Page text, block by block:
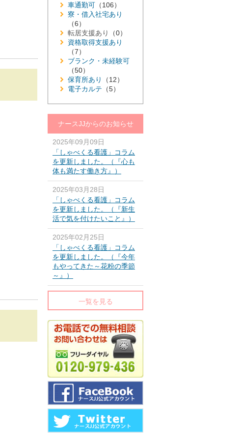
車通勤可 （106）
寮・借入社宅あり
（6）
転居支援あり
（0）
資格取得支援あり
（7）
ブランク・未経験可
（50）
保育所あり
（12）
電子カルテ （5）
ナースJJからのお知らせ
2025年09月09日
「しゃべくる看護」コラム
を更新しました。（『心も
体も満たす働き方』）
2025年03月28日
「しゃべくる看護」コラム
を更新しました。（『新生
活で気を付けたいこと』）
2025年02月25日
「しゃべくる看護」コラム
を更新しました。（『今年
もやってきた～花粉の季節
～』）
一覧を見る